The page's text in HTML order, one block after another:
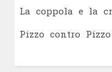
La coppola e la
Pizzo contro Pizzo